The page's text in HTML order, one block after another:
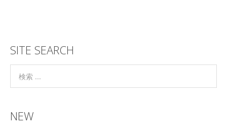
SITE SEARCH
NEW